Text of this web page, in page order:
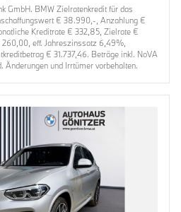
GmbH. BMW Zielratenkredit für das
€ 38.990,-, Anzahlung €
Kreditrate € 332,85, Zielrate €
eff. Jahreszinssatz 6,49%,
€ 31.737,46. Beträge inkl. NoVA
Änderungen und Irrtümer vorbehalten.